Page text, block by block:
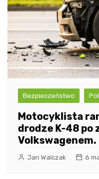
Bezpieczeństwo
Motocyklista
drodze K-48 po
Volkswagenem.
Jan Walczak 6